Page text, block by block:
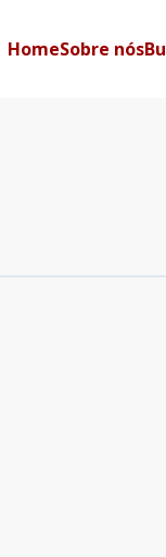
HomeSobre nós